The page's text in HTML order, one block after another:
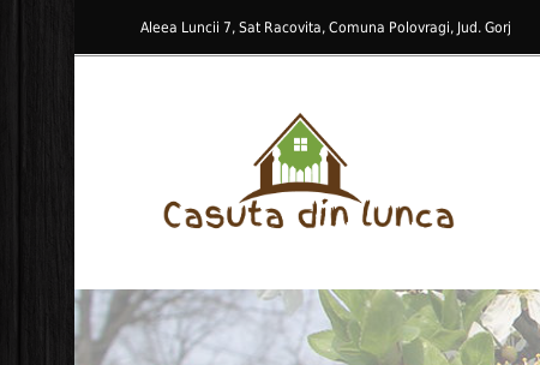
Aleea Luncii 7, Sat Racovita, Comuna Polovragi, Jud. Gorj